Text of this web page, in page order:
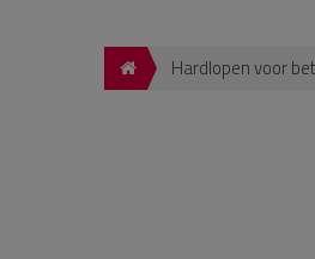
Hardlopen voor